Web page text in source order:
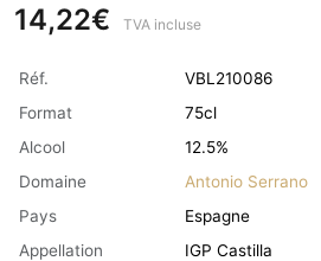
14,22€ TVA incluse
Réf.
VBL210086
Format
75cl
Alcool
12.5%
Domaine
Antonio Serrano
Pays
Espagne
Appellation
IGP Castilla